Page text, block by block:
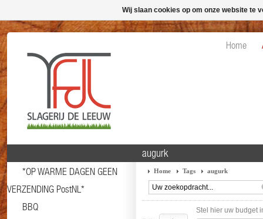
Home
*OP WARME DAGEN GEEN
VERZENDING PostNL*
BBQ
augurk
Home Tags augurk
Stel hier uw budget
Wij slaan cookies op om onze website te